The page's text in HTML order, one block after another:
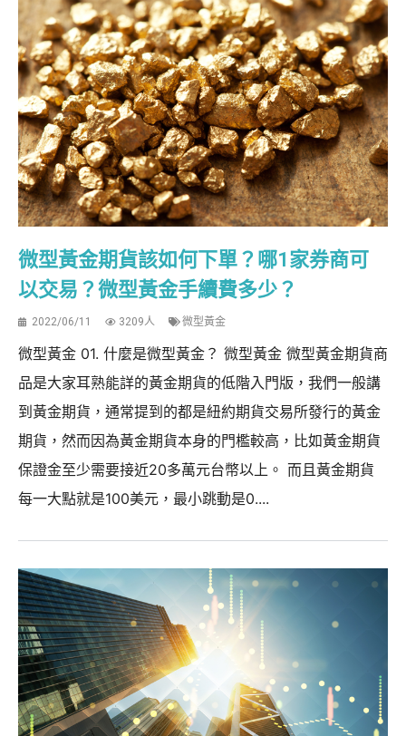
微型黃金期貨該如何下單？哪1家券商可
以交易？微型黃金手續費多少？
2022/06/11 3209人 微型黃金
微型黃金 01. 什麼是微型黃金？ 微型黃金 微型黃金期貨商
品是大家耳熟能詳的黃金期貨的低階入門版，我們一般講
到黃金期貨，通常提到的都是紐約期貨交易所發行的黃金
期貨，然而因為黃金期貨本身的門檻較高，比如黃金期貨
保證金至少需要接近20多萬元台幣以上。 而且黃金期貨
每一大點就是100美元，最小跳動是0....